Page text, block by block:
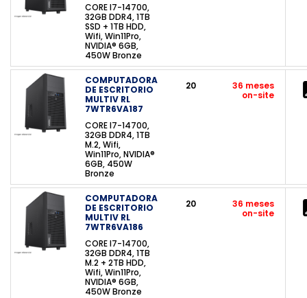
CORE I7-14700,
32GB DDR4, 1TB
SSD + 1TB HDD,
Wifi, Win11Pro,
NVIDIA® 6GB,
450W Bronze
COMPUTADORA
DE ESCRITORIO
MULTIV RL
7WTR6VA187
CORE I7-14700,
32GB DDR4, 1TB
M.2, Wifi,
Win11Pro, NVIDIA®
6GB, 450W
Bronze
20
36 meses
on-site
COMPUTADORA
DE ESCRITORIO
MULTIV RL
7WTR6VA186
CORE I7-14700,
32GB DDR4, 1TB
M.2 + 2TB HDD,
Wifi, Win11Pro,
NVIDIA® 6GB,
450W Bronze
20
36 meses
on-site